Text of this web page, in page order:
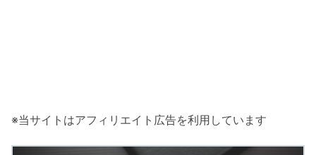
※当サイトはアフィリエイト広告を利用しています